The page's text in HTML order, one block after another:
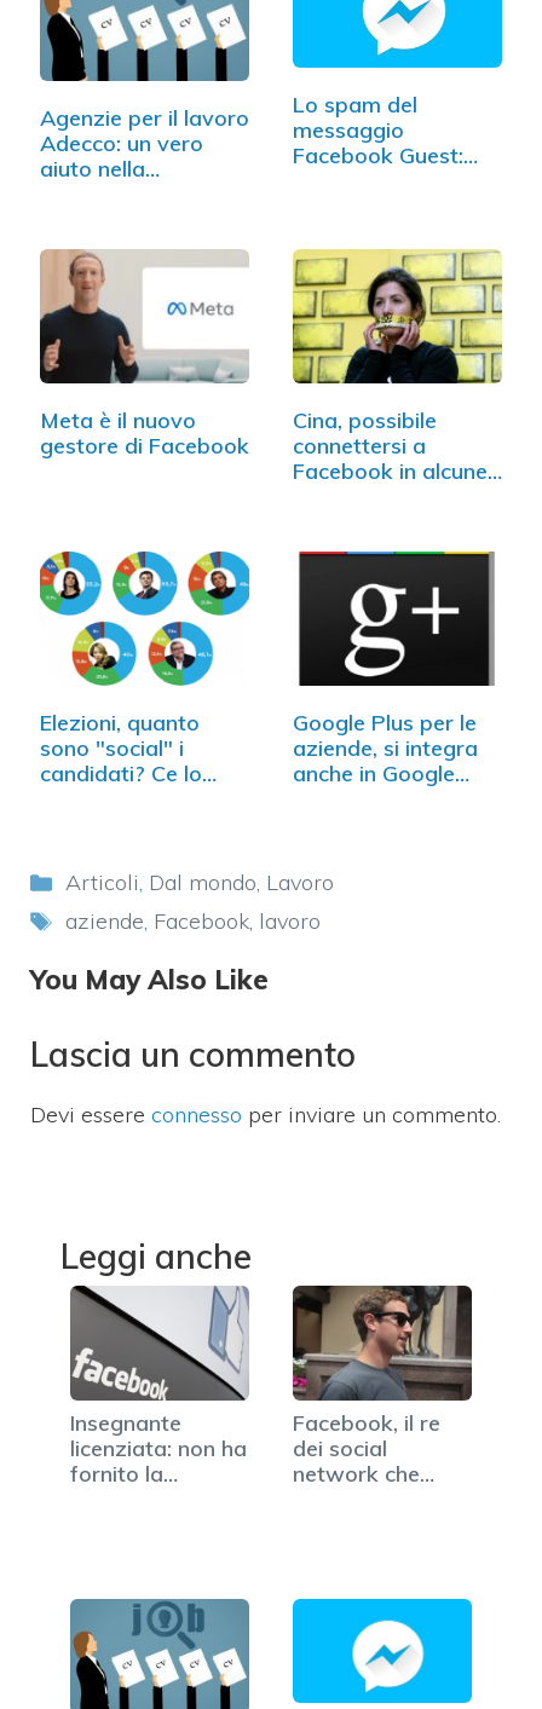
Agenzie per il lavoro
Adecco: un vero
aiuto nella…
Lo spam del
messaggio
Facebook Guest:
Meta è il nuovo
gestore di Facebook
Cina, possibile
connettersi a
Facebook in alcune
Elezioni, quanto
sono "social" i
candidati? Ce lo…
Google Plus per le
aziende, si integra
anche in Google
Categorie
Articoli, Dal mondo, Lavoro
Tag
aziende, Facebook, lavoro
You May Also Like
Lascia un commento
Devi essere connesso per inviare un commento.
Leggi anche
Insegnante
licenziata: non ha
fornito la
Facebook, il re
dei social
network che